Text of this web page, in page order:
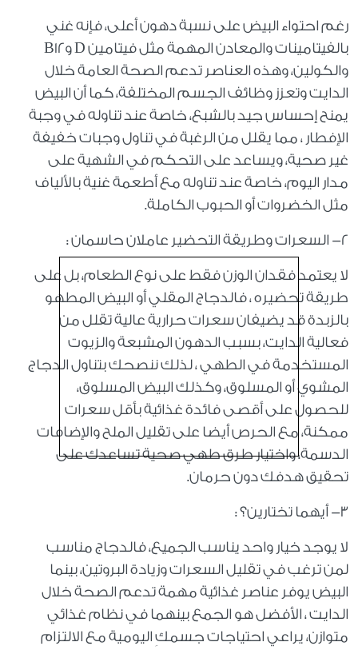
رغم احتواء البيض على نسبة دهون أعلى، فإنه غني
بالفيتامينات والمعادن المهمة مثل فيتامين D وB12
والكولين، وهذه العناصر تدعم الصحة العامة خلال
الدايت وتعزز وظائف الجسم المختلفة، كما أن البيض
يمنح إحساس جيد بالشبع، خاصة عند تناوله في وجبة
الإفطار ، مما يقلل من الرغبة في تناول وجبات خفيفة
غير صحية، ويساعد على التحكم في الشهية على
مدار اليوم، خاصة عند تناوله مع أطعمة غنية بالألياف
مثل الخضروات أو الحبوب الكاملة.
٢- السعرات وطريقة التحضير عاملان حاسمان :
لا يعتمد فقدان الوزن فقط على نوع الطعام، بل على
طريقة تحضيره ، فالدجاج المقلي أو البيض المطهو
بالزبدة قد يضيفان سعرات حرارية عالية تقلل من
فعالية الدايت، بسبب الدهون المشبعة والزيوت
المستخدمة في الطهي ، لذلك ننصحك بتناول الدجاج
المشوي أو المسلوق، وكذلك البيض المسلوق،
للحصول على أقصى فائدة غذائية بأقل سعرات
ممكنة، مع الحرص أيضا على تقليل الملح والإضافات
الدسمة، واختيار طرق طهي صحية تساعدك على
تحقيق هدفك دون حرمان.
٣- أيهما تختارين؟ :
لا يوجد خيار واحد يناسب الجميع، فالدجاج مناسب
لمن ترغب في تقليل السعرات وزيادة البروتين، بينما
البيض يوفر عناصر غذائية مهمة تدعم الصحة خلال
الدايت ، الأفضل هو الجمع بينهما في نظام غذائي
متوازن، يراعي احتياجات جسمكِ اليومية مع الالتزام